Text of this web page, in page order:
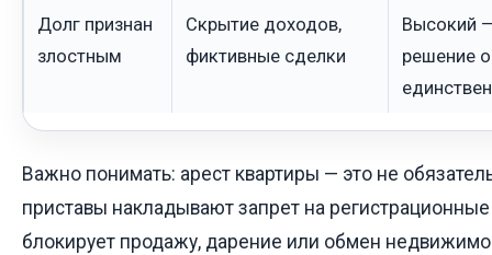
Долг признан
злостным
Скрытие доходов,
фиктивные сделки
Высокий
решение
Важно понимать: арест квартиры — это не
приставы накладывают запрет на регистрационные
блокирует продажу, дарение или обмен